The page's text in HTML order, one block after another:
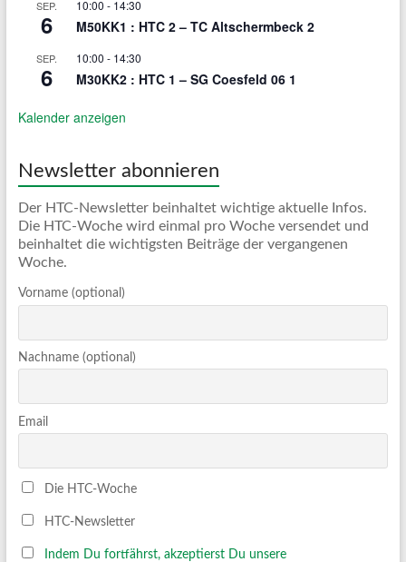
SEP.
6
10:00 - 14:30
M50KK1 : HTC 2 – TC Altschermbeck 2
SEP.
6
10:00 - 14:30
M30KK2 : HTC 1 – SG Coesfeld 06 1
Kalender anzeigen
Newsletter abonnieren
Der HTC-Newsletter beinhaltet wichtige aktuelle Infos.
Die HTC-Woche wird einmal pro Woche versendet und
beinhaltet die wichtigsten Beiträge der vergangenen
Woche.
Vorname (optional)
Nachname (optional)
Email
Die HTC-Woche
HTC-Newsletter
Indem Du fortfährst, akzeptierst Du unsere